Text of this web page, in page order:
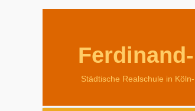
Städtische Realschule in